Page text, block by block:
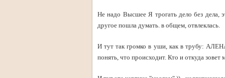
Не надо Высшее Я трогать дело без дела,
другое пошла думать. в общем, отвлеклась.
И тут так громко в уши, как в трубу:
понять, что происходит. Кто и откуда зовет